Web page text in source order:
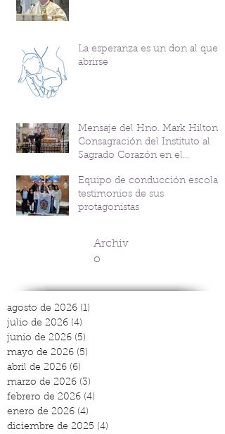
La esperanza es un don al que
abrirse
Mensaje del Hno. Mark Hilton y
Consagración del Instituto al
Sagrado Corazón en el
Coindre
Equipo de conducción escolar:
testimonios de sus
protagonistas
Archiv
o
agosto de 2026 (1)
julio de 2026 (4)
junio de 2026 (5)
mayo de 2026 (5)
abril de 2026 (6)
marzo de 2026 (3)
febrero de 2026 (4)
enero de 2026 (4)
diciembre de 2025 (4)